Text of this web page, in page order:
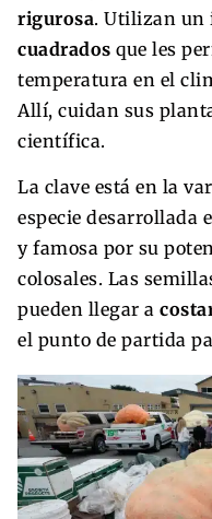
rigurosa. Utilizan un
cuadrados que les
temperatura en el
Allí, cuidan sus
científica.
La clave está en la
especie desarrollada
y famosa por su
colosales. Las
pueden llegar a
el punto de partida